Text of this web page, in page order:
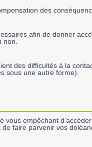
des
afin de donner
non.
des difficultés à la
sous une autre forme).
vous empêchant
faire parvenir vos